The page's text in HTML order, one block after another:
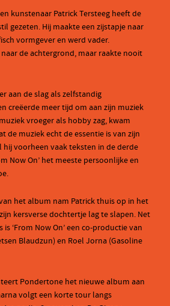
kunstenaar Patrick Tersteeg heeft de
gezeten. Hij maakte een zijstapje naar
vormgever en werd vader.
de achtergrond, maar raakte nooit
aan de slag als zelfstandig
creëerde meer tijd om aan zijn muziek
vroeger als hobby zag, kwam
de muziek echt de essentie is van zijn
voorheen vaak teksten in de derde
Now On’ het meeste persoonlijke en
het album nam Patrick thuis op in het
kersverse dochtertje lag te slapen. Net
‘From Now On’ een co-productie van
Blaudzun) en Roel Jorna (Gasoline
Pondertone het nieuwe album aan
volgt een korte tour langs